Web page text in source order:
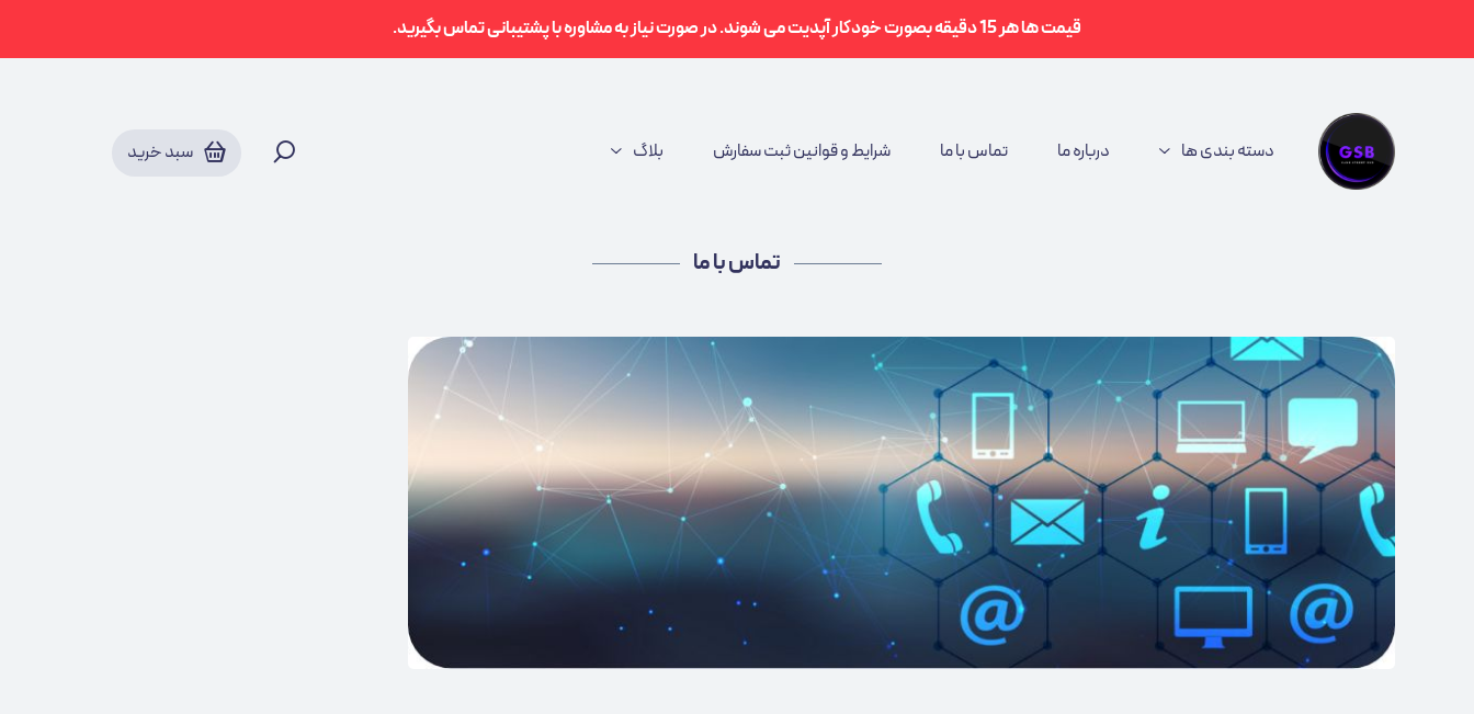
قیمت ها هر 15 دقیقه بصورت خودکار آپدیت می شوند. در صورت نیاز به مشاوره با پشتیبانی تماس بگیرید.
دسته بندی ها درباره ما تماس با ما شرایط و قوانین ثبت سفارش بلاگ سبد خرید
تماس با ما